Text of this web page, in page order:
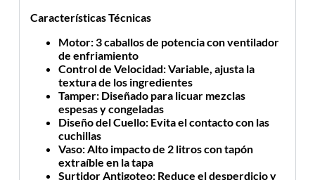
Características Técnicas
Motor: 3 caballos de potencia con ventilador
de enfriamiento
Control de Velocidad: Variable, ajusta la
textura de los ingredientes
Tamper: Diseñado para licuar mezclas
espesas y congeladas
Diseño del Cuello: Evita el contacto con las
cuchillas
Vaso: Alto impacto de 2 litros con tapón
extraíble en la tapa
Surtidor Antigoteo: Reduce el desperdicio y